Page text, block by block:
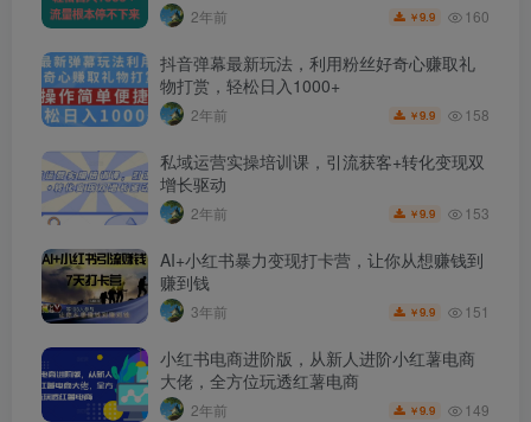
2年前 ￥9.9 160
抖音弹幕最新玩法，利用粉丝好奇心赚取礼
物打赏，轻松日入1000+
2年前 ￥9.9 158
私域运营实操培训课，引流获客+转化变现双
增长驱动
2年前 ￥9.9 153
AI+小红书暴力变现打卡营，让你从想赚钱到
赚到钱
3年前 ￥9.9 151
小红书电商进阶版，从新人进阶小红薯电商
大佬，全方位玩透红薯电商
2年前 ￥9.9 149